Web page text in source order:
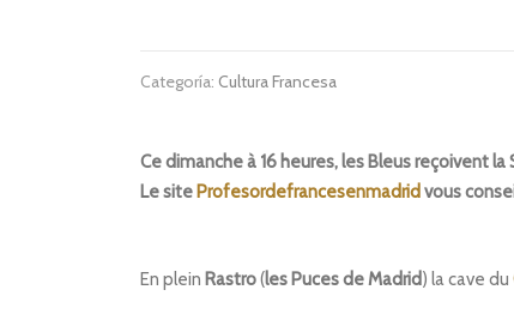
Categoría: Cultura Francesa
Ce dimanche à 16 heures, les Bleus reçoivent
Le site Profesordefrancesenmadrid vous
En plein Rastro(les Puces de Madrid) la cave du